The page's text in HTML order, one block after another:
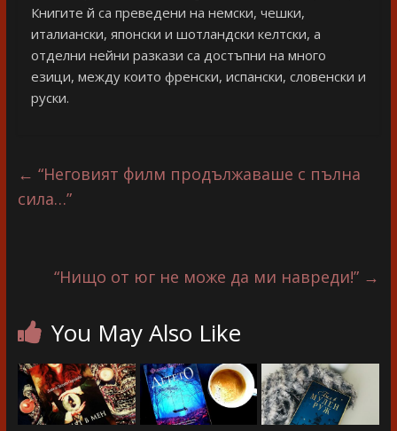
Книгите й са преведени на немски, чешки,
италиански, японски и шотландски келтски, а
отделни нейни разкази са достъпни на много
езици, между които френски, испански, словенски и
руски.
← “Неговият филм продължаваше с пълна
сила…”
“Нищо от юг не може да ми навреди!” →
You May Also Like